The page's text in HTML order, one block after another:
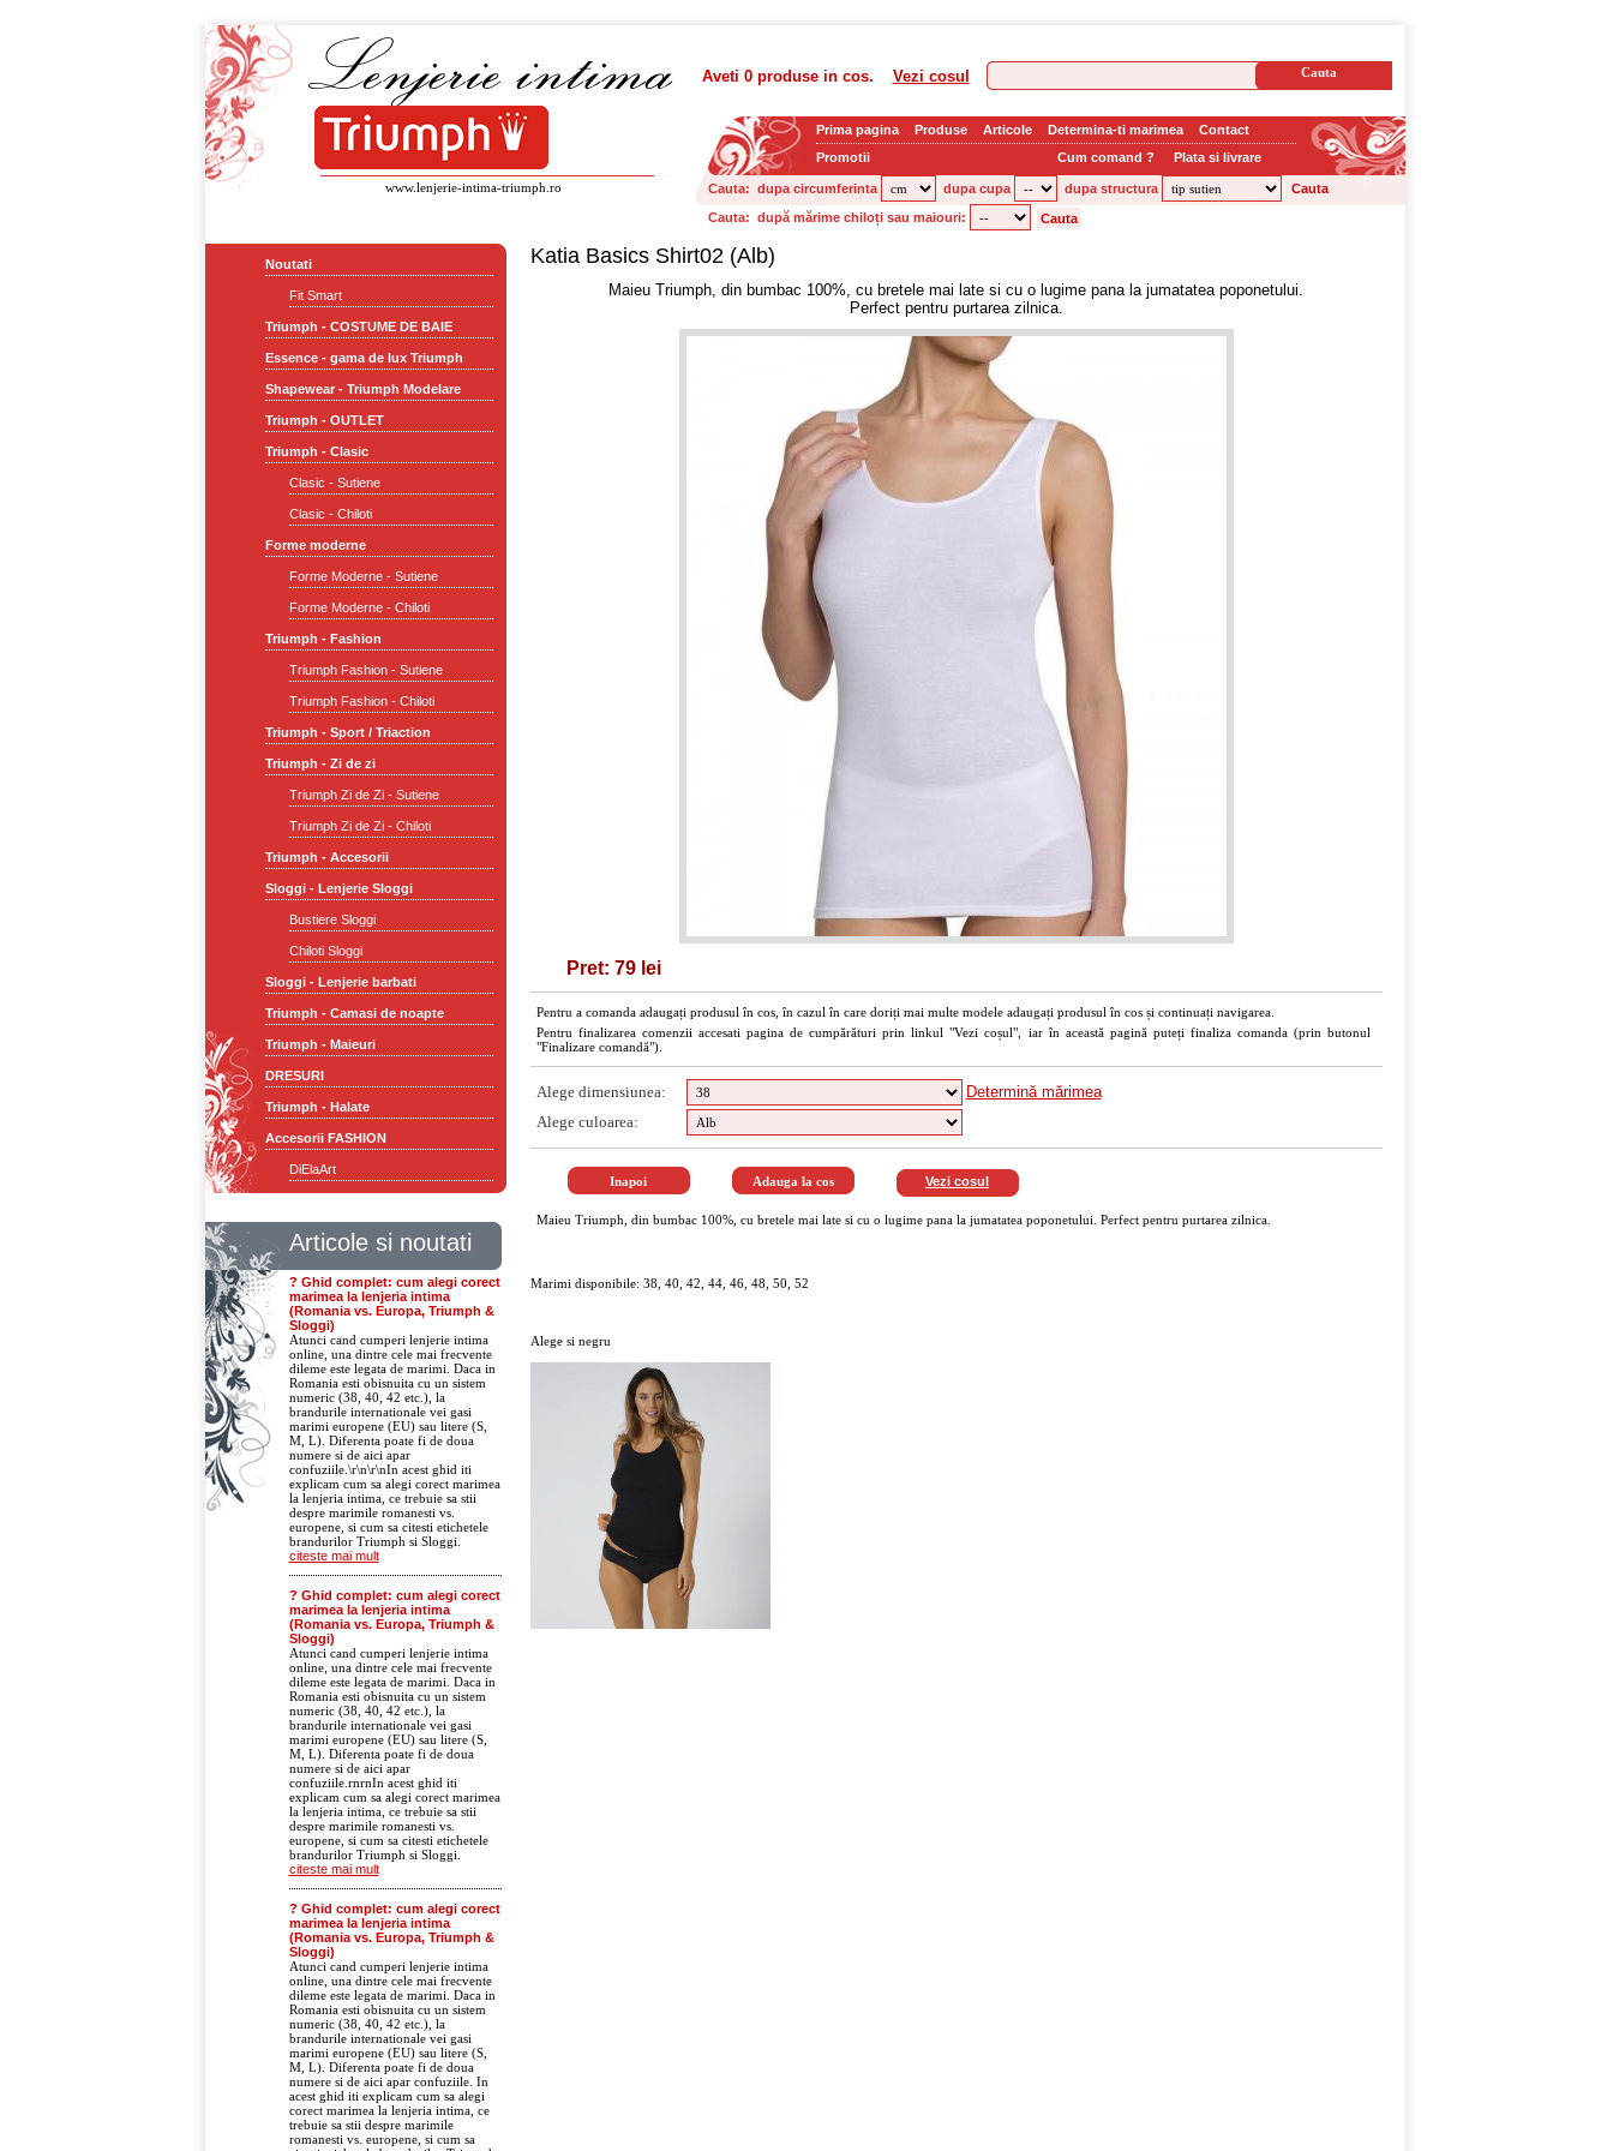
www.lenjerie-intima-triumph.ro
Aveti 0 produsein cos. Vezi cosul
Prima pagina Produse Articole Determina-ti marimea
Contact
Promotii
Cum comand ? Plata si livrare
Cauta: dupa circumferinta dupa cupa
dupa structura
Cauta: după mărime chiloți sau maiouri:
Noutati
Fit Smart
Triumph - COSTUME DE BAIE
Essence - gama de lux Triumph
Shapewear - Triumph Modelare
Triumph - OUTLET
Triumph - Clasic
Clasic - Sutiene
Clasic - Chiloti
Forme moderne
Forme Moderne - Sutiene
Forme Moderne - Chiloti
Triumph - Fashion
Triumph Fashion - Sutiene
Triumph Fashion - Chiloti
Triumph - Sport / Triaction
Triumph - Zi de zi
Triumph Zi de Zi - Sutiene
Triumph Zi de Zi - Chiloti
Triumph - Accesorii
Sloggi - Lenjerie Sloggi
Bustiere Sloggi
Chiloti Sloggi
Sloggi - Lenjerie barbati
Triumph - Camasi de noapte
Triumph - Maieuri
DRESURI
Triumph - Halate
Accesorii FASHION
DiElaArt
Articole si noutati
? Ghid complet: cum alegi corect
marimea la lenjeria intima
(Romania vs. Europa, Triumph &
Sloggi)
Atunci cand cumperi lenjerie intima
online, una dintre cele mai frecvente
dileme este legata de marimi. Daca in
Romania esti obisnuita cu un sistem
numeric (38, 40, 42 etc.), la
brandurile internationale vei gasi
marimi europene (EU) sau litere (S,
M, L). Diferenta poate fi de doua
numere si de aici apar
confuziile.\r\n\r\nIn acest ghid iti
explicam cum sa alegi corect marimea
la lenjeria intima, ce trebuie sa stii
despre marimile romanesti vs.
europene, si cum sa citesti etichetele
brandurilor Triumph si Sloggi.
citeste mai mult
? Ghid complet: cum alegi corect
marimea la lenjeria intima
(Romania vs. Europa, Triumph &
Sloggi)
Atunci cand cumperi lenjerie intima
online, una dintre cele mai frecvente
dileme este legata de marimi. Daca in
Romania esti obisnuita cu un sistem
numeric (38, 40, 42 etc.), la
brandurile internationale vei gasi
marimi europene (EU) sau litere (S,
M, L). Diferenta poate fi de doua
numere si de aici apar
confuziile.rnrnIn acest ghid iti
explicam cum sa alegi corect marimea
la lenjeria intima, ce trebuie sa stii
despre marimile romanesti vs.
europene, si cum sa citesti etichetele
brandurilor Triumph si Sloggi.
citeste mai mult
? Ghid complet: cum alegi corect
marimea la lenjeria intima
(Romania vs. Europa, Triumph &
Sloggi)
Atunci cand cumperi lenjerie intima
online, una dintre cele mai frecvente
dileme este legata de marimi. Daca in
Romania esti obisnuita cu un sistem
numeric (38, 40, 42 etc.), la
brandurile internationale vei gasi
marimi europene (EU) sau litere (S,
M, L). Diferenta poate fi de doua
numere si de aici apar confuziile. In
acest ghid iti explicam cum sa alegi
corect marimea la lenjeria intima, ce
trebuie sa stii despre marimile
romanesti vs. europene, si cum sa
Katia Basics Shirt02 (Alb)
Maieu Triumph, din bumbac 100%, cu bretele mai late si cu o lugime pana la jumatatea poponetului.
Perfect pentru purtarea zilnica.
Pret: 79 lei
Pentru a comanda adaugați produsul în cos, în cazul în care doriți mai multe modele adaugați produsul în cos și continuați navigarea.
Pentru finalizarea comenzii accesati pagina de cumpărături prin linkul "Vezi coșul", iar în această pagină puteți finaliza comanda (prin butonul
"Finalizare comandă").
Alege dimensiunea:
Determină mărimea
Alege culoarea:
Vezi cosul
Maieu Triumph, din bumbac 100%, cu bretele mai late si cu o lugime pana la jumatatea poponetului. Perfect pentru purtarea zilnica.
Marimi disponibile: 38, 40, 42, 44, 46, 48, 50, 52
Alege si negru